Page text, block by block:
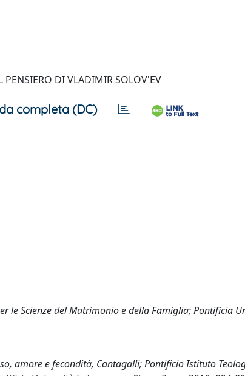
PENSIERO DI VLADIMIR SOLOV'EV
completa (DC)
le Scienze del Matrimonio e della Famiglia; Pontificia
amore e fecondità, Cantagalli; Pontificio Istituto